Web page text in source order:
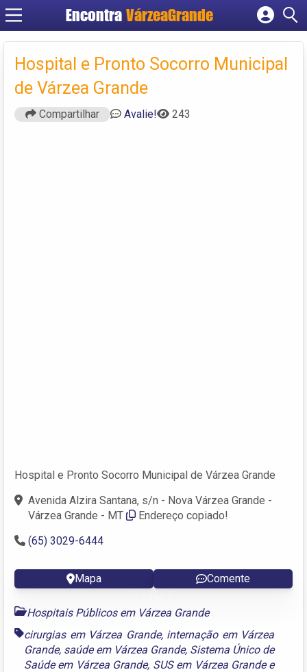
Encontra VárzeaGrande
Cadastrar empresa
Criar conta
Hospital e Pronto Socorro Municipal
de Várzea Grande
Compartilhar Avalie! 243
Hospital e Pronto Socorro Municipal de Várzea Grande
Avenida Alzira Santana, s/n - Nova Várzea Grande -
Várzea Grande - MT
Endereço copiado!
(65) 3029-6444
Mapa Comente
Hospitais Públicos em Várzea Grande
cirurgias em Várzea Grande, internação em Várzea
Grande, saúde em Várzea Grande, Sistema Único de
Saúde em Várzea Grande, SUS em Várzea Grandee